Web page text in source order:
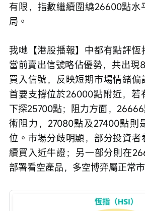
有限，指數繼續圍繞26600點水
局。
我哋【港股播報】中都有點評恆
當前賣出信號略佔優勢，共出現
買入信號，反映短期市場情緒偏
首要支撐位於26000點附近，若
下探25700點；阻力方面，
術阻力，27080點及27400點則
位。市場分歧明顯，部分投資
續買入近牛證；另一部分則在
部署看空產品，多空博弈屬正常